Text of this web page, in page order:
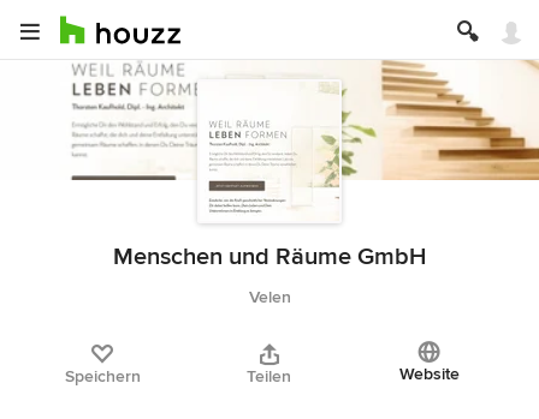
Menschen und Räume GmbH
Velen
Speichern Teilen Website